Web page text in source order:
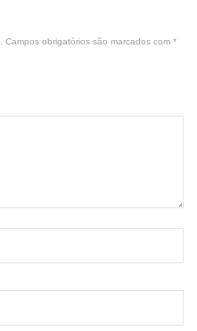
Campos obrigatórios são marcados com *